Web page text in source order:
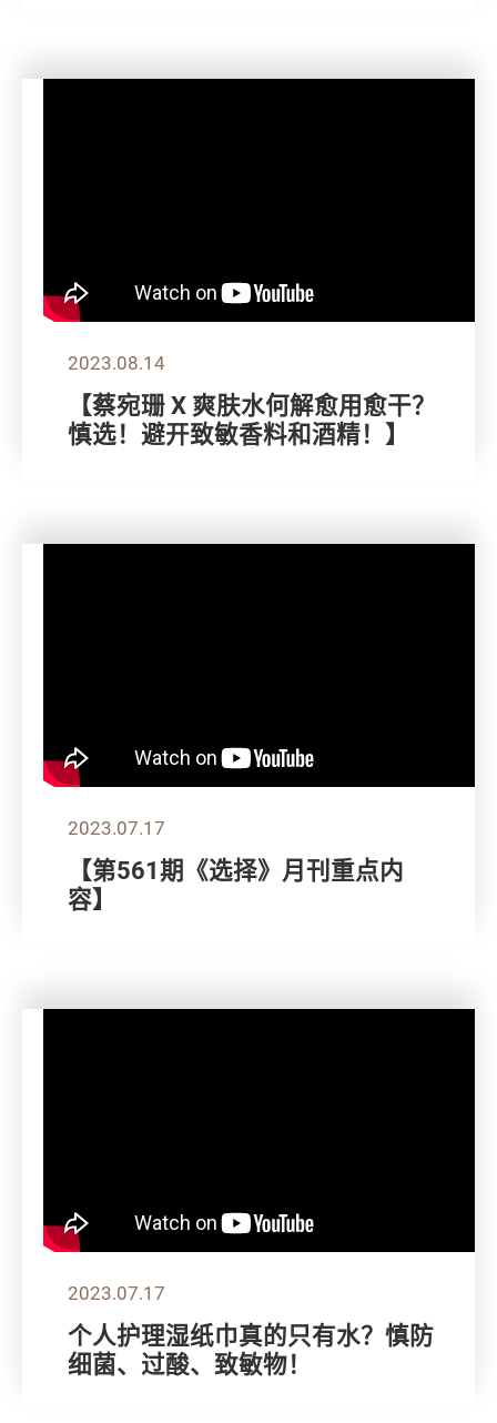
2023.08.14
【蔡宛珊 X 爽肤水何解愈用愈干？
慎选！避开致敏香料和酒精！】
2023.07.17
【第561期《选择》月刊重点内
容】
2023.07.17
个人护理湿纸巾真的只有水？慎防
细菌、过酸、致敏物！